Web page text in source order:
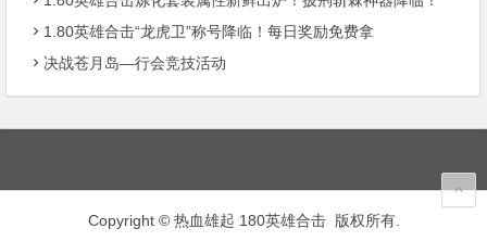
1.80英雄合击“龙虎卫”称号降临！每日奖励免费拿
决战苍月岛—行会竞技活动
Copyright © 热血雄起 180英雄合击 版权所有.